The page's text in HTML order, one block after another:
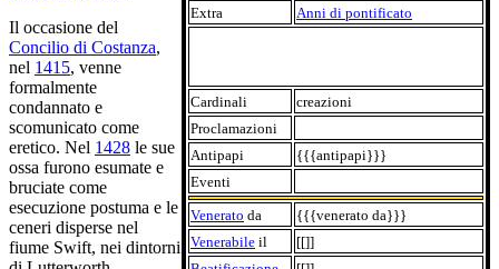
Extra
Anni di pontificato
Cardinali
creazioni
Proclamazioni
Antipapi
{{{antipapi}}}
Eventi
Venerato da
{{{venerato da}}}
Venerabile il
[[]]
Il occasione del
Concilio di Costanza,
nel 1415, venne
formalmente
condannato e
scomunicato come
eretico. Nel 1428 le sue
ossa furono esumate e
bruciate come
esecuzione postuma e le
ceneri disperse nel
fiume Swift, nei dintorni